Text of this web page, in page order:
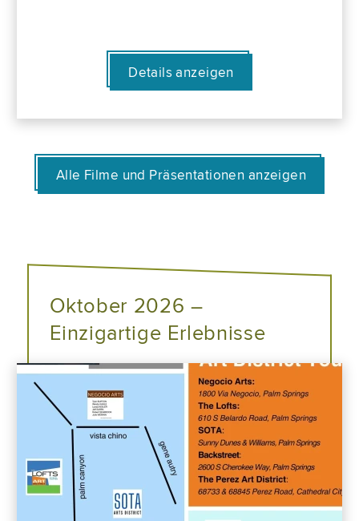
Details anzeigen
Alle Filme und Präsentationen anzeigen
Oktober 2026 –
Einzigartige Erlebnisse